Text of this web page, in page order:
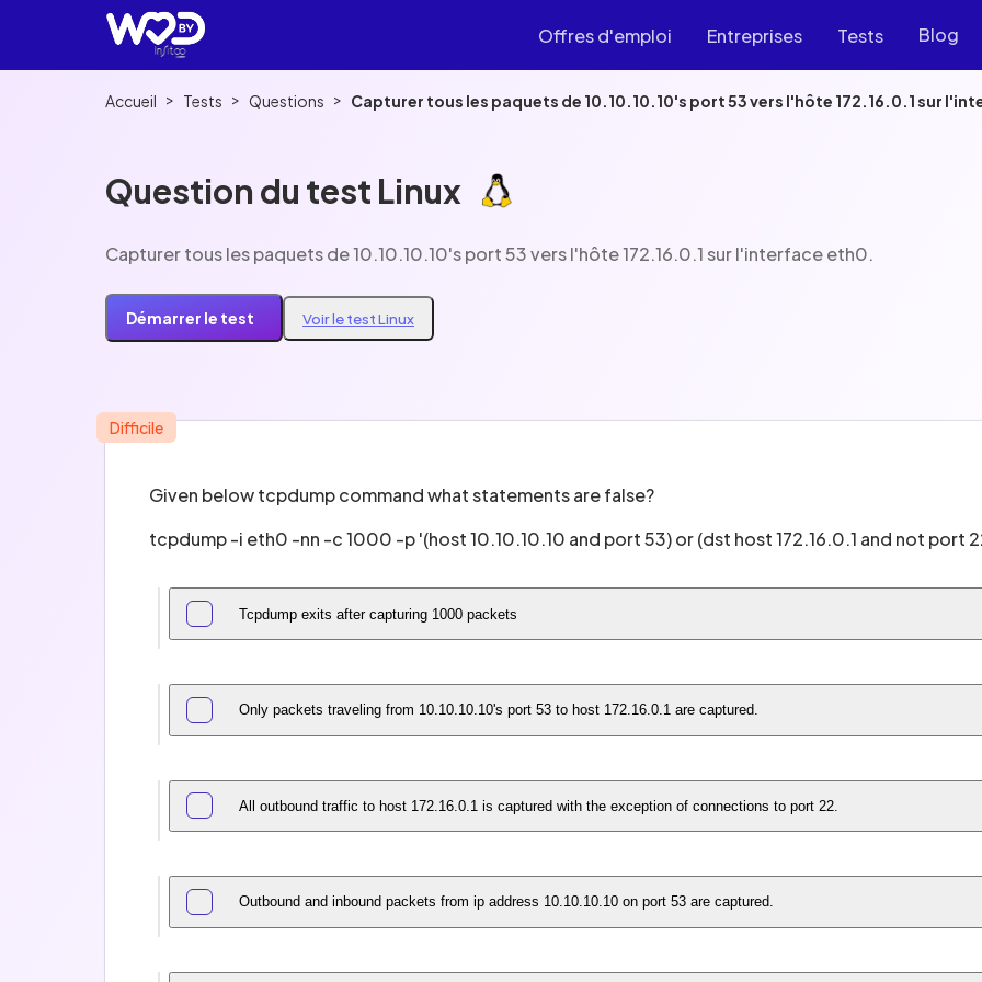
Offres d'emploi Entreprises Tests Blog
Accueil > Tests > Questions > Capturer tous les paquets de 10.10.10.10's port 53 vers l'hôte 172.16.0.1 sur
Question du test Linux
Capturer tous les paquets de 10.10.10.10's port 53 vers l'hôte 172.16.0.1 sur l'interface eth0.
Démarrer le test Voir le test Linux
Difficile
Given below tcpdump command what statements are false?
tcpdump -i eth0 -nn -c 1000 -p '(host 10.10.10.10 and port 53) or (dst host 172.16.0.1 and not port
Tcpdump exits after capturing 1000 packets
Only packets traveling from 10.10.10.10's port 53 to host 172.16.0.1 are captured.
All outbound traffic to host 172.16.0.1 is captured with the exception of connections to port 22.
Outbound and inbound packets from ip address 10.10.10.10 on port 53 are captured.